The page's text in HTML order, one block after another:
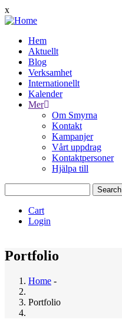
Skip
to
content
x
Main
navigation
Hem
Aktuellt
Blog
Verksamhet
Internationellt
Kalender
Mer
Om Smyrna
Kontakt
Kampanjer
Vårt uppdrag
Kontaktpersoner
Hjälpa till
Quịck
Cart
Login
Portfolio
Breadcrumb
Home -
Portfolio